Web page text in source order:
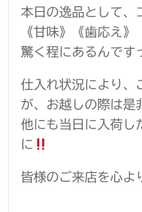
本日の逸品として、
《甘味》《歯応え》
驚く程にあるんです
仕入れ状況により、
が、お越しの際は是
他にも当日に入荷し
に
皆様のご来店を心よ